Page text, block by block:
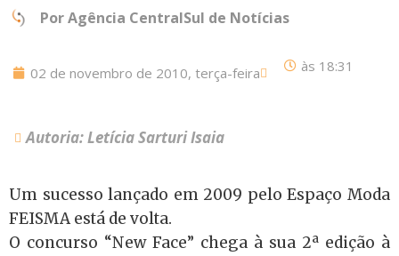
PorAgência CentralSul de Notícias
02 de novembro de 2010, terça-feira às 18:31
Autoria: Letícia Sarturi Isaia
Um sucesso lançado em 2009 pelo Espaço Moda
FEISMA está de volta.
O concurso “New Face” chega à sua 2ª edição à